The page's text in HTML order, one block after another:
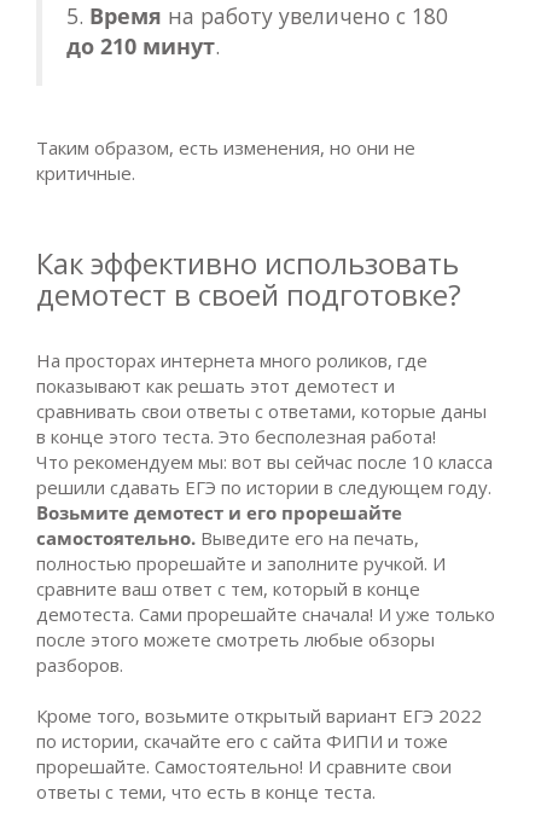
5. Время на работу увеличено с 180
до 210 минут.
Таким образом, есть изменения, но они не
критичные.
Как эффективно использовать
демотест в своей подготовке?
На просторах интернета много роликов, где
показывают как решать этот демотест и
сравнивать свои ответы с ответами, которые даны
в конце этого теста. Это бесполезная работа!
Что рекомендуем мы: вот вы сейчас после 10 класса
решили сдавать ЕГЭ по истории в следующем году.
Возьмите демотест и его прорешайте
самостоятельно. Выведите его на печать,
полностью прорешайте и заполните ручкой. И
сравните ваш ответ с тем, который в конце
демотеста. Сами прорешайте сначала! И уже только
после этого можете смотреть любые обзоры
разборов.
Кроме того, возьмите открытый вариант ЕГЭ 2022
по истории, скачайте его с сайта ФИПИ и тоже
прорешайте. Самостоятельно! И сравните свои
ответы с теми, что есть в конце теста.